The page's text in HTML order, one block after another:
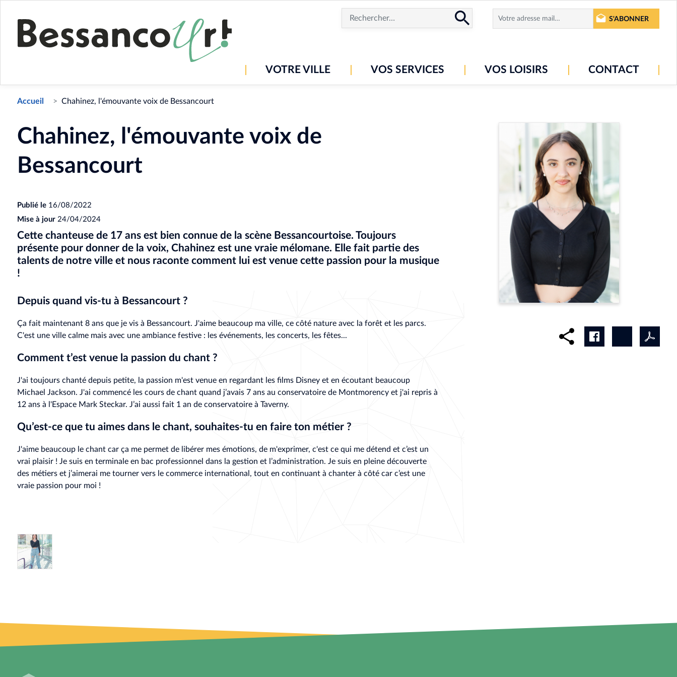
Aller
S'ABONNER
VOTRE VILLE VOS SERVICES VOS LOISIRS CONTACT
Accueil Chahinez, l'émouvante voix de Bessancourt
Chahinez, l'émouvante voix de
Bessancourt
Publié le 16/08/2022
Mise à jour 24/04/2024
Cette chanteuse de 17 ans est bien connue de la scène Bessancourtoise. Toujours
présente pour donner de la voix, Chahinez est une vraie mélomane. Elle fait partie des
talents de notre ville et nous raconte comment lui est venue cette passion pour la musique
!
Depuis quand vis-tu à Bessancourt ?
Ça fait maintenant 8 ans que je vis à Bessancourt. J'aime beaucoup ma ville, ce côté nature avec la forêt et les parcs.
C'est une ville calme mais avec une ambiance festive : les événements, les concerts, les fêtes...
Comment t’est venue la passion du chant ?
J'ai toujours chanté depuis petite, la passion m'est venue en regardant les films Disney et en écoutant beaucoup
Michael Jackson. J'ai commencé les cours de chant quand j’avais 7 ans au conservatoire de Montmorency et j'ai repris à
12 ans à l'Espace Mark Steckar. J’ai aussi fait 1 an de conservatoire à Taverny.
Qu’est-ce que tu aimes dans le chant, souhaites-tu en faire ton métier ?
J'aime beaucoup le chant car ça me permet de libérer mes émotions, de m'exprimer, c'est ce qui me détend et c’est un
vrai plaisir ! Je suis en terminale en bac professionnel dans la gestion et l’administration. Je suis en pleine découverte
des métiers et j’aimerai me tourner vers le commerce international, tout en continuant à chanter à côté car c’est une
vraie passion pour moi !